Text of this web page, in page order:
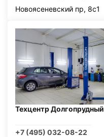
Новоясеневский пр, 8с1
Техцентр Долгопрудный
+7 (495) 032-08-22